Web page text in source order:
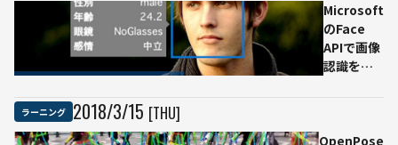
由：
キカ
ガク
の技
AIが
予
測。
VAAK
しい
Microsoft
のFace
APIで画像
認識を利
る
ラーニング 2018/3/15 [THU]
OpenPose